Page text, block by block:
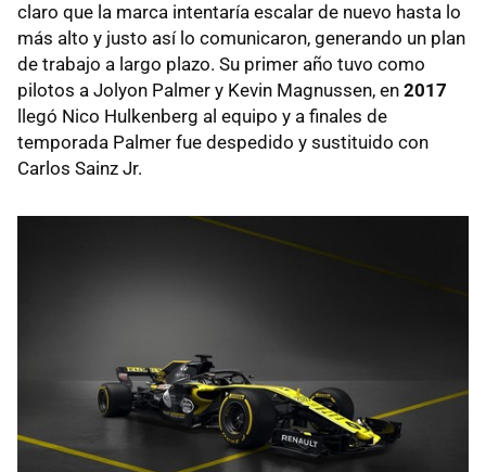
claro que la marca intentaría escalar de nuevo hasta lo
más alto y justo así lo comunicaron, generando un plan
de trabajo a largo plazo. Su primer año tuvo como
pilotos a Jolyon Palmer y Kevin Magnussen, en 2017
llegó Nico Hulkenberg al equipo y a finales de
temporada Palmer fue despedido y sustituido con
Carlos Sainz Jr.